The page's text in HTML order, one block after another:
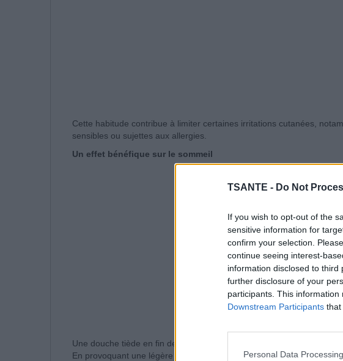
TSANTE - Do Not
If you wish to opt-out of the
sensitive information for
confirm your selection.
continue seeing interest-
information disclosed to
further disclosure of your
participants. This
Downstream Participants that
Personal Data
Cette habitude contribue à limiter certaines irritations cutanées,
sensibles ou sujettes aux allergies.
Un effet bénéfique sur le sommeil
Une douche tiède en fin de journée peut également favoriser
En provoquant une légère baisse de la température corporelle après